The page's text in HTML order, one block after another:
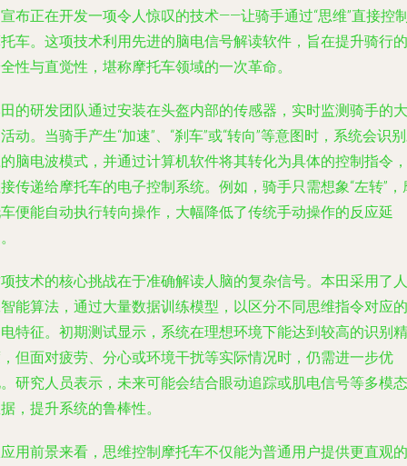
布正在开发一项令人惊叹的技术——让骑手通过“思维”直接控
车。这项技术利用先进的脑电信号解读软件，旨在提升骑行的
性与直觉性，堪称摩托车领域的一次革命。
的研发团队通过安装在头盔内部的传感器，实时监测骑手的大
动。当骑手产生“加速”、“刹车”或“转向”等意图时，系统会识
脑电波模式，并通过计算机软件将其转化为具体的控制指令，
传递给摩托车的电子控制系统。例如，骑手只需想象“左转”，
便能自动执行转向操作，大幅降低了传统手动操作的反应延
技术的核心挑战在于准确解读人脑的复杂信号。本田采用了人
能算法，通过大量数据训练模型，以区分不同思维指令对应的
特征。初期测试显示，系统在理想环境下能达到较高的识别精
但面对疲劳、分心或环境干扰等实际情况时，仍需进一步优
研究人员表示，未来可能会结合眼动追踪或肌电信号等多模态
，提升系统的鲁棒性。
用前景来看，思维控制摩托车不仅能为普通用户提供更直观的